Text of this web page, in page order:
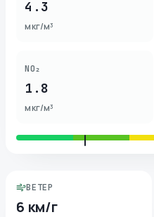
4.3
мкг/м³
NO₂
1.8
мкг/м³
ВЕТЕР
6 км/г